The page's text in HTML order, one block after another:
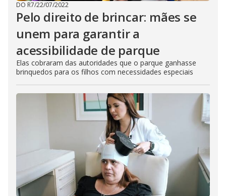
DO R7/22/07/2022
Pelo direito de brincar: mães se
unem para garantir a
acessibilidade de parque
Elas cobraram das autoridades que o parque ganhasse
brinquedos para os filhos com necessidades especiais